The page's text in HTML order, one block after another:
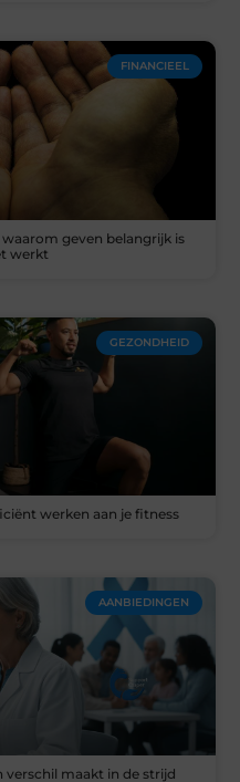
FINANCIEEL
geven belangrijk is
werkt
GEZONDHEID
werken aan je fitness
AANBIEDINGEN
verschil maakt in de strijd